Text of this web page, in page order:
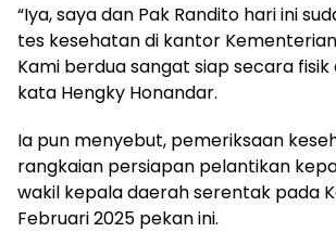
“Iya, saya dan Pak Randito hari ini
tes kesehatan di kantor
Kami berdua sangat siap secara fisik
kata Hengky Honandar.
Ia pun menyebut, pemeriksaan
rangkaian persiapan pelantikan
wakil kepala daerah serentak pada
Februari 2025 pekan ini.